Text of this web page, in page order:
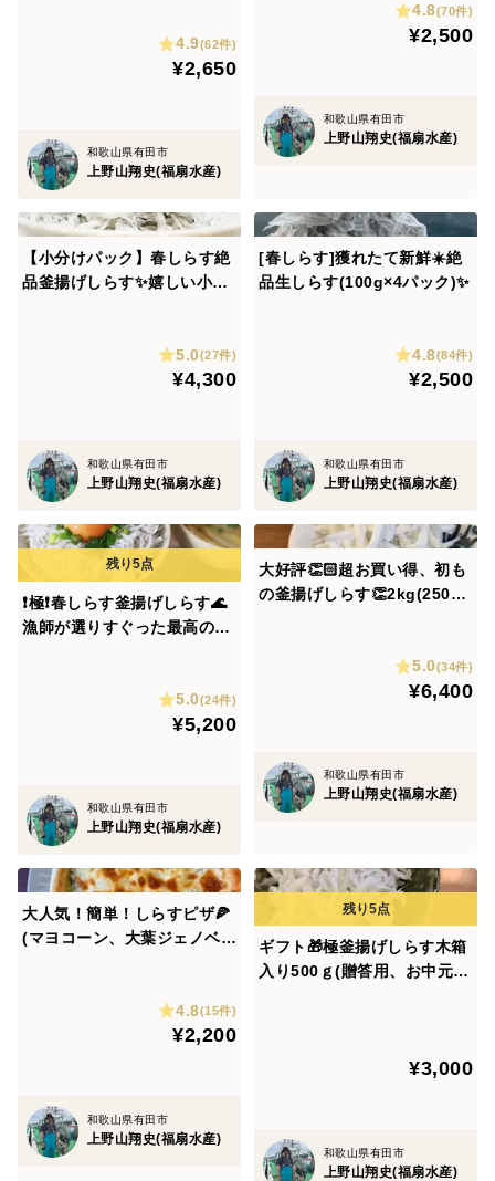
4.9(62件)
¥2,650
和歌山県有田市
上野山翔史(福扇水産)
4.8(70件)
¥2,500
和歌山県有田市
上野山翔史(福扇水産)
【小分けパック】春しらす絶
品釜揚げしらす✨嬉しい小分
5.0(27件)
¥4,300
和歌山県有田市
上野山翔史(福扇水産)
[春しらす]獲れたて新鮮☀️絶
品生しらす(100g×4パック)✨
4.8(84件)
¥2,500
和歌山県有田市
上野山翔史(福扇水産)
❗極❗春しらす釜揚げしらす🌊
漁師が選りすぐった最高の一
5.0(24件)
¥5,200
和歌山県有田市
上野山翔史(福扇水産)
大好評👏🏻超お買い得、初も
の釜揚げしらす👏2kg(250ｇ
5.0(34件)
¥6,400
和歌山県有田市
上野山翔史(福扇水産)
大人気！簡単！しらすピザ🍕
(マヨコーン、大葉ジェノベー
4.8(15件)
¥2,200
和歌山県有田市
上野山翔史(福扇水産)
ギフト🎁極釜揚げしらす木箱
入り500ｇ(贈答用、お中元、
¥3,000
和歌山県有田市
上野山翔史(福扇水産)